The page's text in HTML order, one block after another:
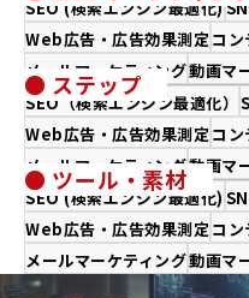
SEO (検索エンジン最適化)
Web広告・広告効果測定コ
メールマーケティング動画マ
● ステップ
SEO（検索エンジン最適化）
Web広告・広告効果測定コ
メールマーケティング動画マ
● ツール・素材
SEO (検索エンジン最適化)
Web広告・広告効果測定コ
メールマーケティング動画マ